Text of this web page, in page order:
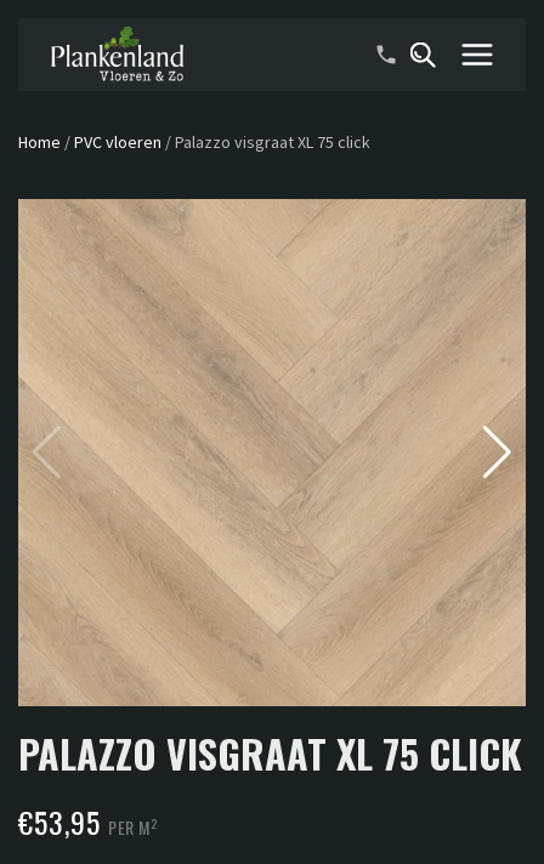
Home /PVC vloeren /Palazzo visgraat XL 75 click
PALAZZO VISGRAAT XL 75 CLICK
€53,95 PER M2